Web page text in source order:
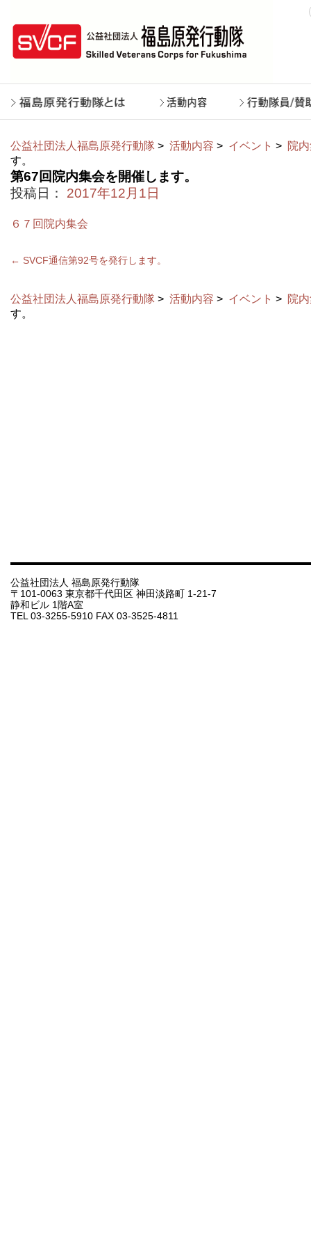
公益社団法人福島原発行動隊 > 活動内容 > イベント > 院
す。
第67回院内集会を開催します。
投稿日：
2017年12月1日
６７回院内集会
← SVCF通信第92号を発行します。
公益社団法人福島原発行動隊 > 活動内容 > イベント > 院
す。
公益社団法人 福島原発行動隊
〒101-0063 東京都千代田区 神田淡路町 1-21-7
静和ビル 1階A室
TEL 03-3255-5910 FAX 03-3525-4811